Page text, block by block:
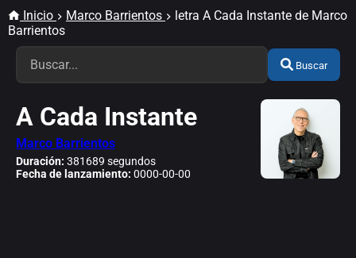
Inicio Marco Barrientos
letra A Cada Instante de Marco
Barrientos
Buscar
A Cada Instante
Marco Barrientos
Duración: 381689 segundos
Fecha de lanzamiento: 0000-00-00